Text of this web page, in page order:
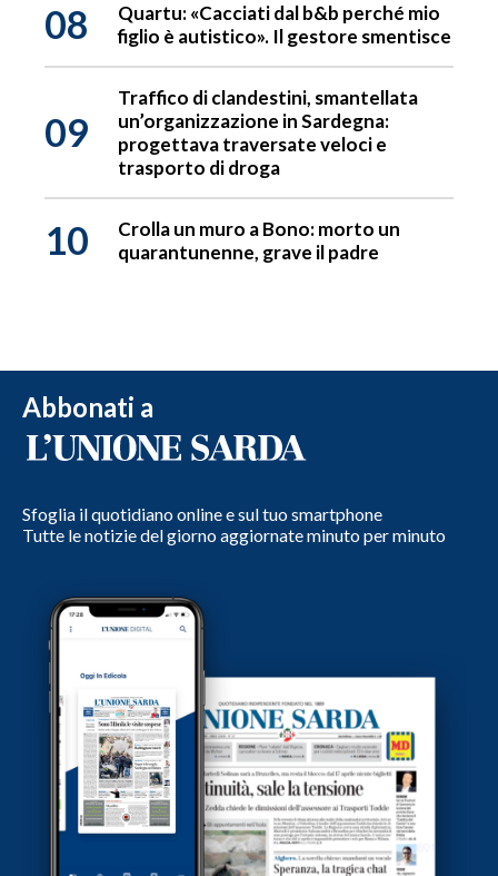
08
Quartu: «Cacciati dal b&b perché mio
figlio è autistico». Il gestore smentisce
09
Traffico di clandestini, smantellata
un’organizzazione in Sardegna:
progettava traversate veloci e
trasporto di droga
10
Crolla un muro a Bono: morto un
quarantunenne, grave il padre
Abbonati a
Sfoglia il quotidiano online e sul tuo smartphone
Tutte le notizie del giorno aggiornate minuto per minuto